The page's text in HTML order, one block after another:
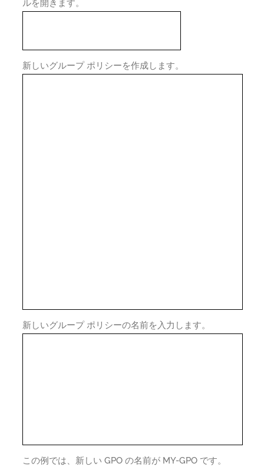
ルを開きます。
新しいグループ ポリシーを作成します。
新しいグループ ポリシーの名前を入力します。
この例では、新しい GPO の名前が MY-GPO です。